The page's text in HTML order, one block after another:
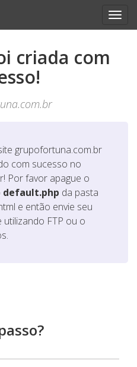
criada com
grupofortuna.com.br
com sucesso no
Por favor apague o
default.php da pasta
e então envie seu
utilizando FTP ou o